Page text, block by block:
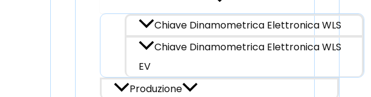
Chiave Dinamometrica Elettronica WLS
Chiave Dinamometrica Elettronica WLS
EV
Produzione